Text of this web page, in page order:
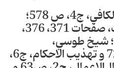
[4]‎. كليني، الفروع من الكافي، ج4، ص 578؛
ابن‌قولويه، كامل‌الزيارات، صفحات 371، 376،
378 ـ 380، 402 و 518؛ شيخ طوسي،
مصباح‌المتهجد، ص720 و تهذيب الاحكام، ج6،